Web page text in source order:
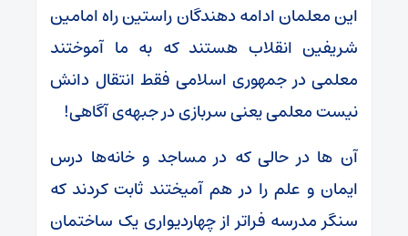
این معلمان ادامه دهندگان راستین راه امامین
شریفین انقلاب هستند که به ما آموختند
معلمی در جمهوری اسلامی فقط انتقال دانش
نیست معلمی یعنی سربازی در جبهه‌ی آگاهی!
آن‌ ها در حالی که در مساجد و خانه‌ها درس
ایمان و علم را در هم آمیختند ثابت کردند که
سنگر مدرسه فراتر از چهاردیواری یک ساختمان